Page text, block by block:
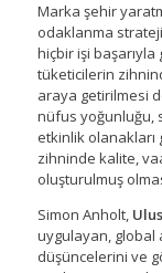
Marka şehir
odaklanma
hiçbir işi
tüketicilerin
araya getirilmesi
nüfus yoğunluğu,
etkinlik
zihninde kalite,
oluşturulmuş
Simon Anholt,
uygulayan, global
düşüncelerini ve